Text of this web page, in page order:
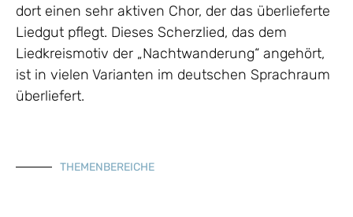
dort einen sehr aktiven Chor, der das überlieferte
Liedgut pflegt. Dieses Scherzlied, das dem
Liedkreismotiv der „Nachtwanderung“ angehört,
ist in vielen Varianten im deutschen Sprachraum
überliefert.
THEMENBEREICHE